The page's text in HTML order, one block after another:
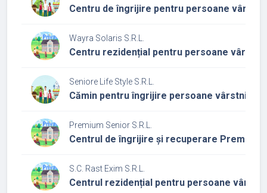
Centru de îngrijire pentru persoane
Wayra Solaris S.R.L.
Centru rezidențial pentru persoane
Seniore Life Style S.R.L.
Cămin pentru îngrijire persoane vârstnice
Premium Senior S.R.L.
Centrul de îngrijire și recuperare Premium
S.C. Rast Exim S.R.L.
Centrul rezidențial pentru persoane